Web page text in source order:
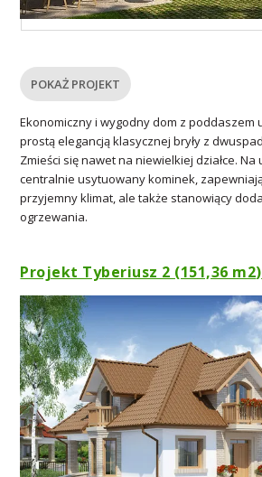
POKAŻ PROJEKT
Ekonomiczny i wygodny dom z poddaszem
prostą elegancją klasycznej bryły z
Zmieści się nawet na niewielkiej działce. Na
centralnie usytuowany kominek,
przyjemny klimat, ale także stanowiący
ogrzewania.
Projekt Tyberiusz 2 (151,36 m2)